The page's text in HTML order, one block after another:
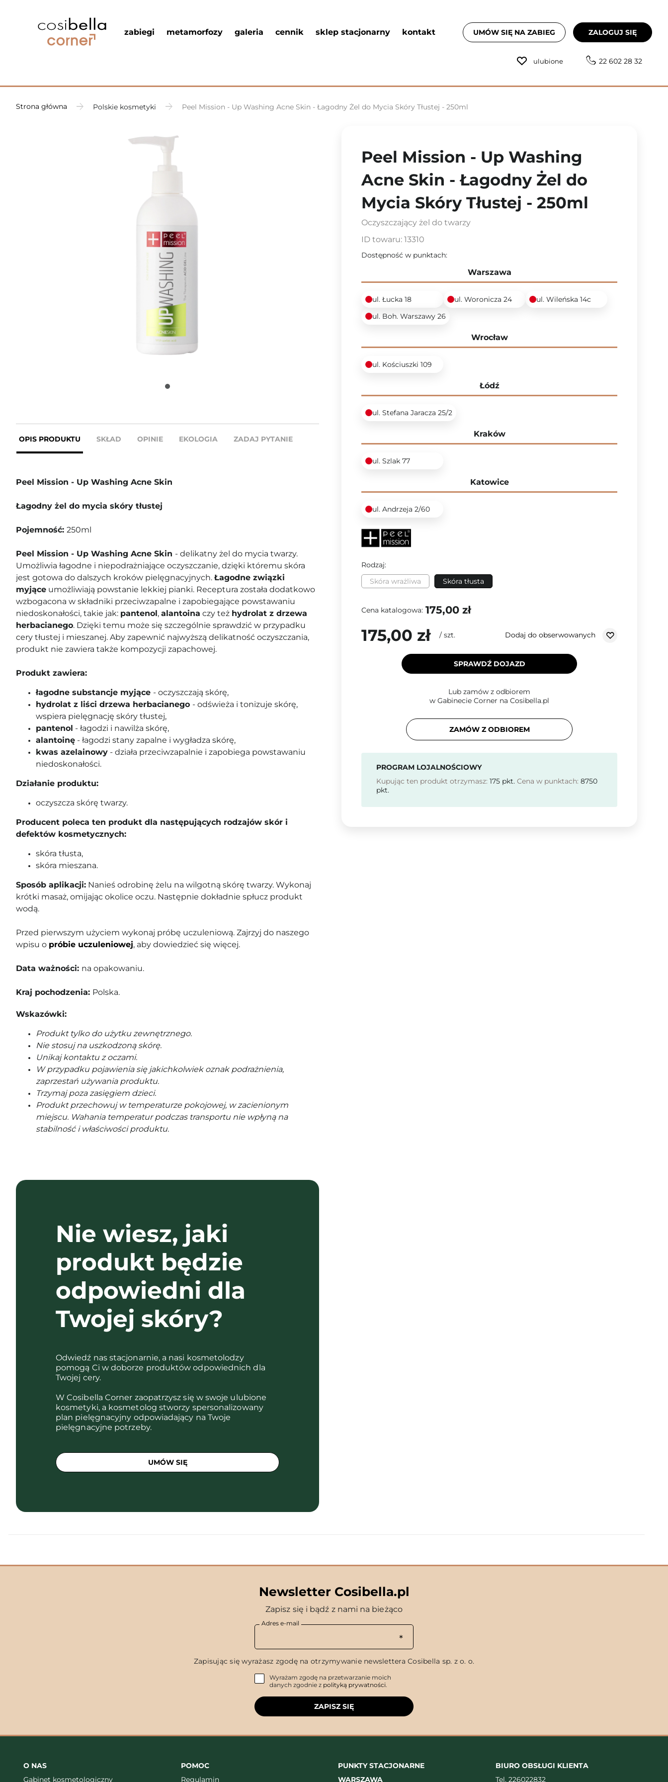
zabiegi metamorfozy galeria cennik sklep stacjonarny kontakt UMÓW SIĘ NA ZABIEG ZALOGUJ SIĘ
ulubione 22 602 28 32
Strona główna Polskie kosmetyki Peel Mission - Up Washing Acne Skin - Łagodny Żel do Mycia Skóry Tłustej - 250ml
OPIS PRODUKTU SKŁAD OPINIE EKOLOGIA ZADAJ PYTANIE
Peel Mission - Up Washing Acne Skin
Łagodny żel do mycia skóry tłustej
Pojemność: 250ml
Peel Mission - Up Washing Acne Skin - delikatny żel do mycia twarzy.
Umożliwia łagodne i niepodrażniające oczyszczanie, dzięki któremu skóra
jest gotowa do dalszych kroków pielęgnacyjnych. Łagodne związki
myjące umożliwiają powstanie lekkiej pianki. Receptura została dodatkowo
wzbogacona w składniki przeciwzapalne i zapobiegające powstawaniu
niedoskonałości, takie jak: pantenol, alantoina czy też hydrolat z drzewa
herbacianego. Dzięki temu może się szczególnie sprawdzić w przypadku
cery tłustej i mieszanej. Aby zapewnić najwyższą delikatność oczyszczania,
produkt nie zawiera także kompozycji zapachowej.
Produkt zawiera:
łagodne substancje myjące - oczyszczają skórę,
hydrolat z liści drzewa herbacianego - odświeża i tonizuje skórę,
wspiera pielęgnację skóry tłustej,
pantenol - łagodzi i nawilża skórę,
alantoinę - łagodzi stany zapalne i wygładza skórę,
kwas azelainowy - działa przeciwzapalnie i zapobiega powstawaniu
niedoskonałości.
Działanie produktu:
oczyszcza skórę twarzy.
Producent poleca ten produkt dla następujących rodzajów skór i
defektów kosmetycznych:
skóra tłusta,
skóra mieszana.
Sposób aplikacji: Nanieś odrobinę żelu na wilgotną skórę twarzy. Wykonaj
krótki masaż, omijając okolice oczu. Następnie dokładnie spłucz produkt
wodą.
Przed pierwszym użyciem wykonaj próbę uczuleniową. Zajrzyj do naszego
wpisu o próbie uczuleniowej, aby dowiedzieć się więcej.
Data ważności: na opakowaniu.
Kraj pochodzenia: Polska.
Wskazówki:
Produkt tylko do użytku zewnętrznego.
Nie stosuj na uszkodzoną skórę.
Unikaj kontaktu z oczami.
W przypadku pojawienia się jakichkolwiek oznak podrażnienia,
zaprzestań używania produktu.
Trzymaj poza zasięgiem dzieci.
Produkt przechowuj w temperaturze pokojowej, w zacienionym
miejscu. Wahania temperatur podczas transportu nie wpłyną na
stabilność i właściwości produktu.
Nie wiesz, jaki
produkt będzie
odpowiedni dla
Twojej skóry?
Odwiedź nas stacjonarnie, a nasi kosmetolodzy
pomogą Ci w doborze produktów odpowiednich dla
Twojej cery.
W Cosibella Corner zaopatrzysz się w swoje ulubione
kosmetyki, a kosmetolog stworzy spersonalizowany
plan pielęgnacyjny odpowiadający na Twoje
pielęgnacyjne potrzeby.
UMÓW SIĘ
Peel Mission - Up Washing
Acne Skin - Łagodny Żel do
Mycia Skóry Tłustej - 250ml
Oczyszczający żel do twarzy
ID towaru: 13310
Dostępność w punktach:
Warszawa
ul. Łucka 18 ul. Woronicza 24
ul. Wileńska 14c
ul. Boh. Warszawy 26
Wrocław
ul. Kościuszki 109
Łódź
ul. Stefana Jaracza 25/2
Kraków
ul. Szlak 77
Katowice
ul. Andrzeja 2/60
Rodzaj:
Skóra wrażliwa
Skóra tłusta
Cena katalogowa: 175,00 zł
175,00 zł / szt. Dodaj do obserwowanych
SPRAWDŹ DOJAZD
Lub zamów z odbiorem
w Gabinecie Corner na Cosibella.pl
ZAMÓW Z ODBIOREM
PROGRAM LOJALNOŚCIOWY
Kupując ten produkt otrzymasz: 175 pkt. Cena w punktach: 8750
pkt.
Newsletter Cosibella.pl
Zapisz się i bądź z nami na bieżąco
Adres e-mail
Zapisując się wyrażasz zgodę na otrzymywanie newslettera Cosibella sp. z o. o.
Wyrażam zgodę na przetwarzanie moich
danych zgodnie z polityką prywatności.
ZAPISZ SIĘ
O NAS
Gabinet kosmetologiczny
POMOC
Regulamin
PUNKTY STACJONARNE
WARSZAWA
BIURO OBSŁUGI KLIENTA
Tel. 226022832